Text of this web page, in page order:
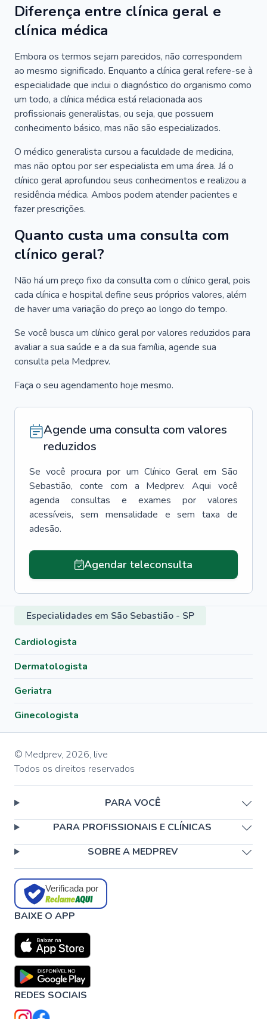
Diferença entre clínica geral e
clínica médica
Embora os termos sejam parecidos, não correspondem
ao mesmo significado. Enquanto a clínica geral refere-se à
especialidade que inclui o diagnóstico do organismo como
um todo, a clínica médica está relacionada aos
profissionais generalistas, ou seja, que possuem
conhecimento básico, mas não são especializados.
O médico generalista cursou a faculdade de medicina,
mas não optou por ser especialista em uma área. Já o
clínico geral aprofundou seus conhecimentos e realizou a
residência médica. Ambos podem atender pacientes e
fazer prescrições.
Quanto custa uma consulta com
clínico geral?
Não há um preço fixo da consulta com o clínico geral, pois
cada clínica e hospital define seus próprios valores, além
de haver uma variação do preço ao longo do tempo.
Se você busca um clínico geral por valores reduzidos para
avaliar a sua saúde e a da sua família, agende sua
consulta pela Medprev.
Faça o seu agendamento hoje mesmo.
Agende uma consulta com valores
reduzidos
Se você procura por um Clínico Geral em São
Sebastião, conte com a Medprev. Aqui você
agenda consultas e exames por valores
acessíveis, sem mensalidade e sem taxa de
adesão.
Agendar teleconsulta
Especialidades em São Sebastião - SP
Cardiologista
Dermatologista
Geriatra
Ginecologista
© Medprev, 2026, live
Todos os direitos reservados
PARA VOCÊ
PARA PROFISSIONAIS E CLÍNICAS
SOBRE A MEDPREV
Verificada por
BAIXE O APP
REDES SOCIAIS